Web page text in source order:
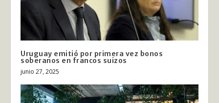
Uruguay emitió por primera vez bonos
soberanos en francos suizos
junio 27, 2025